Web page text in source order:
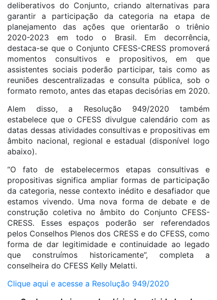
deliberativos do Conjunto, criando alternativas para
garantir a participação da categoria na etapa de
planejamento das ações que orientarão o triênio
2020-2023 em todo o Brasil. Em decorrência,
destaca-se que o Conjunto CFESS-CRESS promoverá
momentos consultivos e propositivos, em que
assistentes sociais poderão participar, tais como as
reuniões descentralizadas e consulta pública, sob o
formato remoto, antes das etapas decisórias em 2020.
Alem disso, a Resolução 949/2020 também
estabelece que o CFESS divulgue calendário com as
datas dessas atividades consultivas e propositivas em
âmbito nacional, regional e estadual (disponível logo
abaixo).
“O fato de estabelecermos etapas consultivas e
propositivas significa ampliar formas de participação
da categoria, nesse contexto inédito e desafiador que
estamos vivendo. Uma nova forma de debate e de
construção coletiva no âmbito do Conjunto CFESS-
CRESS. Esses espaços poderão ser referendados
pelos Conselhos Plenos dos CRESS e do CFESS, como
forma de dar legitimidade e continuidade ao legado
que construímos historicamente”, completa a
conselheira do CFESS Kelly Melatti.
Clique aqui e acesse a Resolução 949/2020